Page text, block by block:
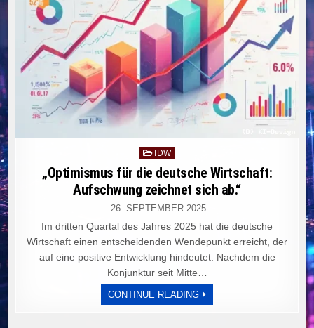
AUSWIRKUNGEN.“
Posted
in
IDW
„Optimismus für die deutsche Wirtschaft:
Aufschwung zeichnet sich ab.“
26. SEPTEMBER 2025
Im dritten Quartal des Jahres 2025 hat die deutsche
Wirtschaft einen entscheidenden Wendepunkt erreicht, der
auf eine positive Entwicklung hindeutet. Nachdem die
Konjunktur seit Mitte…
CONTINUE READING„OPTIMISMUS
FÜR
DIE